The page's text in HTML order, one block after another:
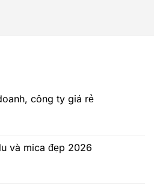
công ty giá rẻ
và mica đẹp 2026